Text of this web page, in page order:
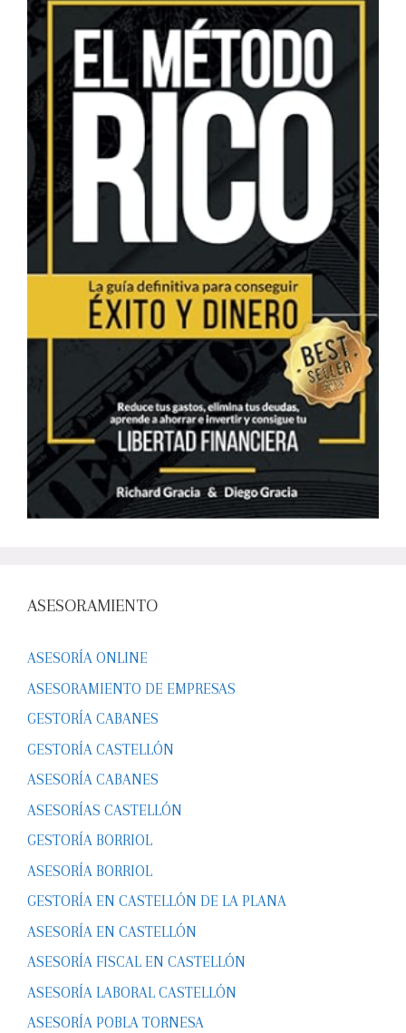
ASESORAMIENTO
ASESORÍA ONLINE
ASESORAMIENTO DE EMPRESAS
GESTORÍA CABANES
GESTORÍA CASTELLÓN
ASESORÍA CABANES
ASESORÍAS CASTELLÓN
GESTORÍA BORRIOL
ASESORÍA BORRIOL
GESTORÍA EN CASTELLÓN DE LA PLANA
ASESORÍA EN CASTELLÓN
ASESORÍA FISCAL EN CASTELLÓN
ASESORÍA LABORAL CASTELLÓN
ASESORÍA POBLA TORNESA